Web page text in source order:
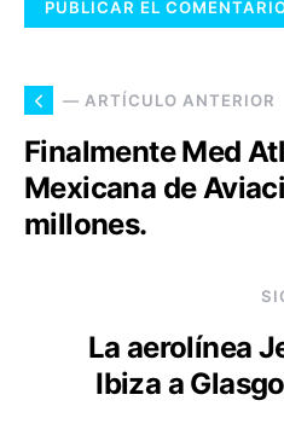
— ARTÍCULO ANTERIOR
Finalmente Med
Mexicana de
millones.
La aerolínea
Ibiza a